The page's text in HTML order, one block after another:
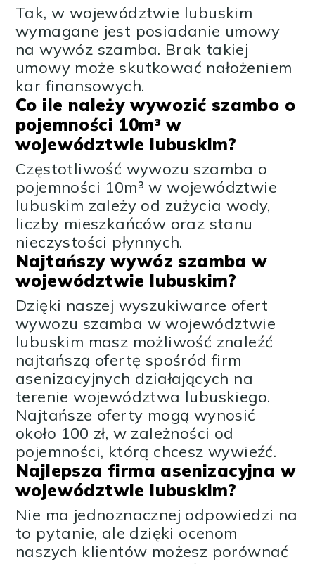
Tak, w województwie lubuskim
wymagane jest posiadanie umowy
na wywóz szamba. Brak takiej
umowy może skutkować nałożeniem
kar finansowych.
Co ile należy wywozić szambo o
pojemności 10m³ w
województwie lubuskim?
Częstotliwość wywozu szamba o
pojemności 10m³ w województwie
lubuskim zależy od zużycia wody,
liczby mieszkańców oraz stanu
nieczystości płynnych.
Najtańszy wywóz szamba w
województwie lubuskim?
Dzięki naszej wyszukiwarce ofert
wywozu szamba w województwie
lubuskim masz możliwość znaleźć
najtańszą ofertę spośród firm
asenizacyjnych działających na
terenie województwa lubuskiego.
Najtańsze oferty mogą wynosić
około 100 zł, w zależności od
pojemności, którą chcesz wywieźć.
Najlepsza firma asenizacyjna w
województwie lubuskim?
Nie ma jednoznacznej odpowiedzi na
to pytanie, ale dzięki ocenom
naszych klientów możesz porównać